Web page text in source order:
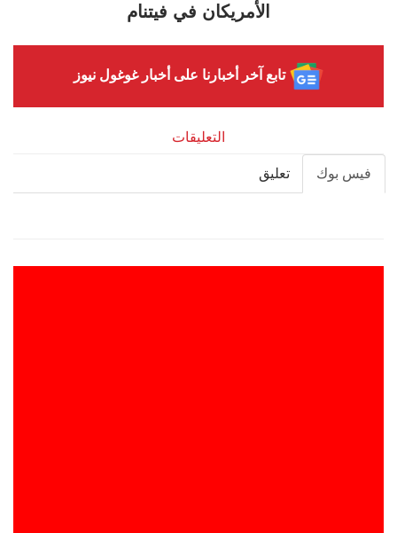
الأمريكان في فيتنام
تابع آخر أخبارنا على أخبار غوغول نيوز
التعليقات
فيس بوك تعليق